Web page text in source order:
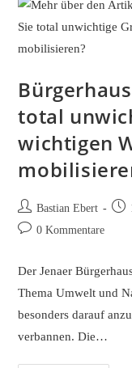
total
wichtigen
Beitrags-
Autor:
Bastian Ebert
Beitrags-0 Kommentare
Der Jenaer
Thema Umwelt und
besonders darauf
verbannen. Die…